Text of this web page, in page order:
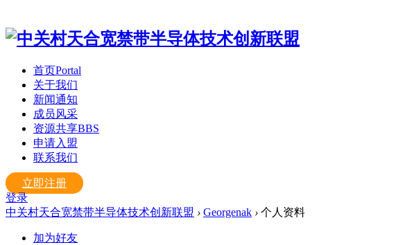
首页Portal
关于我们
新闻通知
成员风采
资源共享BBS
申请入盟
联系我们
立即注册
登录
中关村天合宽禁带半导体技术创新联盟 › Georgenak › 个人资料
加为好友